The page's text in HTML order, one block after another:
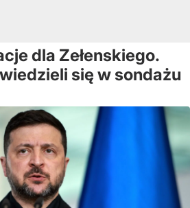
dla Zełenskiego.
się w sondażu